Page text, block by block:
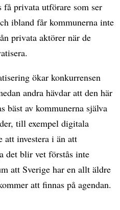
privata utförare som ser
ibland får kommunerna inte
privata aktörer när de
ökar konkurrensen
andra hävdar att den här
bäst av kommunerna själva
till exempel digitala
investera i än att
det blir vet förstås inte
att Sverige har en allt äldre
att finnas på agendan.